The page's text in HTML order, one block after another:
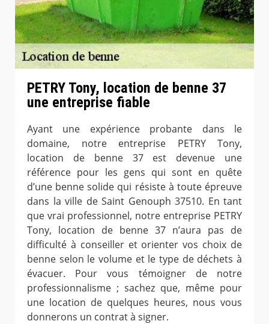
PETRY Tony, location de benne 37
une entreprise fiable
Ayant une expérience probante dans le
domaine, notre entreprise PETRY Tony,
location de benne 37 est devenue une
référence pour les gens qui sont en quête
d’une benne solide qui résiste à toute épreuve
dans la ville de Saint Genouph 37510. En tant
que vrai professionnel, notre entreprise PETRY
Tony, location de benne 37 n’aura pas de
difficulté à conseiller et orienter vos choix de
benne selon le volume et le type de déchets à
évacuer. Pour vous témoigner de notre
professionnalisme ; sachez que, même pour
une location de quelques heures, nous vous
donnerons un contrat à signer.